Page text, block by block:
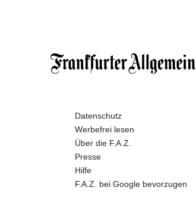
Datenschutz
Werbefrei lesen
Über die F.A.Z.
Presse
Hilfe
F.A.Z. bei Google bevorzugen